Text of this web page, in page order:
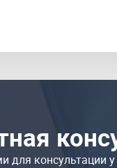
для консультации